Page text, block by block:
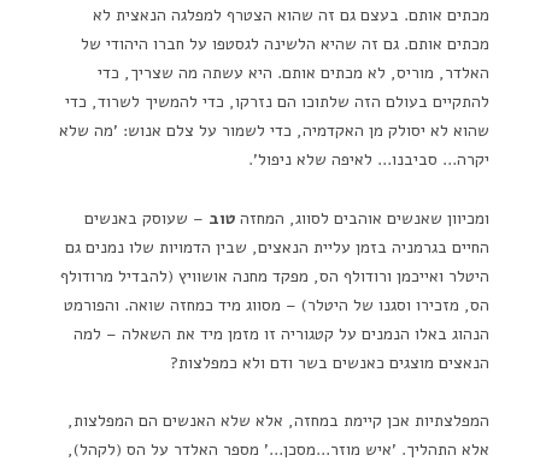
מכתים אותם. בעצם גם זה שהוא הצטרף למפלגה הנאצית לא
מכתים אותם. גם זה שהיא הלשינה לגסטפו על חברו היהודי של
האלדר, מוריס, לא מכתים אותם. היא עשתה מה שצריך, כדי
להתקיים בעולם הזה שלתוכו הם נזרקו, כדי להמשיך לשרוד, כדי
שהוא לא יסולק מן האקדמיה, כדי לשמור על צלם אנוש: 'מה שלא
יקרה… סביבנו… לאיפה שלא ניפול'.
ומכיוון שאנשים אוהבים לסווג, המחזה טוב – שעוסק באנשים
החיים בגרמניה בזמן עליית הנאצים, שבין הדמויות שלו נמנים גם
היטלר ואייכמן ורודולף הס, מפקד מחנה אושוויץ (להבדיל מרודולף
הס, מזכירו וסגנו של היטלר) – מסווג מיד כמחזה שואה. והפורמט
הנהוג באלו הנמנים על קטגוריה זו מזמן מיד את השאלה – למה
הנאצים מוצגים כאנשים בשר ודם ולא כמפלצות?
המפלצתיות אכן קיימת במחזה, אלא שלא האנשים הם המפלצות,
אלא התהליך. 'איש מוזר…מסכן…' מספר האלדר על הס (לקהל),